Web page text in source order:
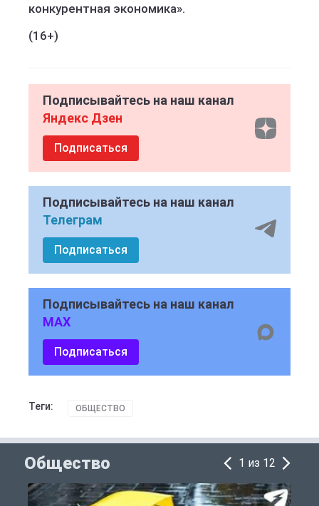
конкурентная экономика».
(16+)
Подписывайтесь на наш канал
Яндекс Дзен
Подписаться
Подписывайтесь на наш канал
Телеграм
Подписаться
Подписывайтесь на наш канал
MAX
Подписаться
Теги: ОБЩЕСТВО
Общество 1 из 12